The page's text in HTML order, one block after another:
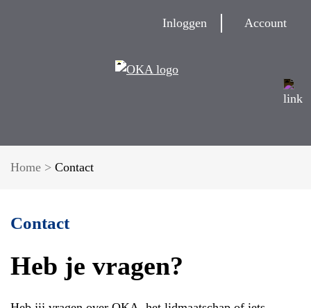
Inloggen Account
Home > Contact
Contact
Heb je vragen?